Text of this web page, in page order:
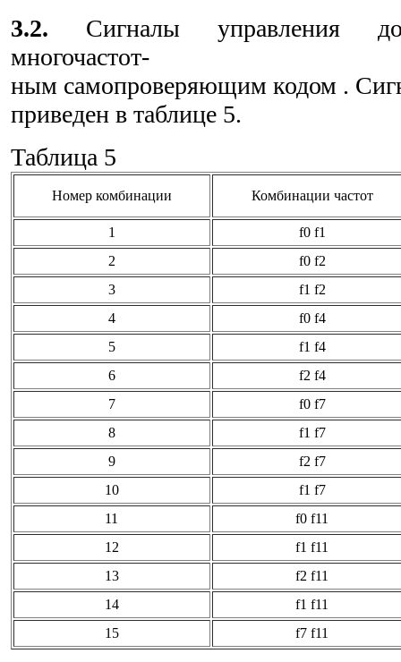
3.2. Сигналы управления
многочастот-
ным самопроверяющим кодом .
приведен в таблице 5.
Таблица 5
Номер комбинации Комбинации частот
1
f0 f1
2
f0 f2
3
f1 f2
4
f0 f4
5
f1 f4
6
f2 f4
7
f0 f7
8
f1 f7
9
f2 f7
10
f1 f7
11
f0 f11
12
f1 f11
13
f2 f11
14
f1 f11
15
f7 f11